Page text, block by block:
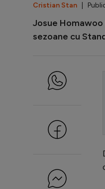
Cristian Stan |
Josue
sezoane cu